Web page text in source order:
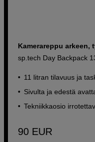
Kamerareppu arkeen,
sp.tech Day Backpack
11 litran tilavuus ja
Sivulta ja edestä
Tekniikkaosio
90 EUR